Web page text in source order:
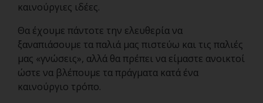
καινούργιες ιδέες.
Θα έχουμε πάντοτε την ελευθερία να
ξαναπιάσουμε τα παλιά μας πιστεύω και τις παλιές
μας «γνώσεις», αλλά θα πρέπει να είμαστε ανοικτοί
ώστε να βλέπουμε τα πράγματα κατά ένα
καινούργιο τρόπο.